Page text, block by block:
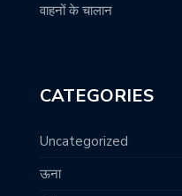
वाहनों के चालान
CATEGORIES
Uncategorized
ऊना